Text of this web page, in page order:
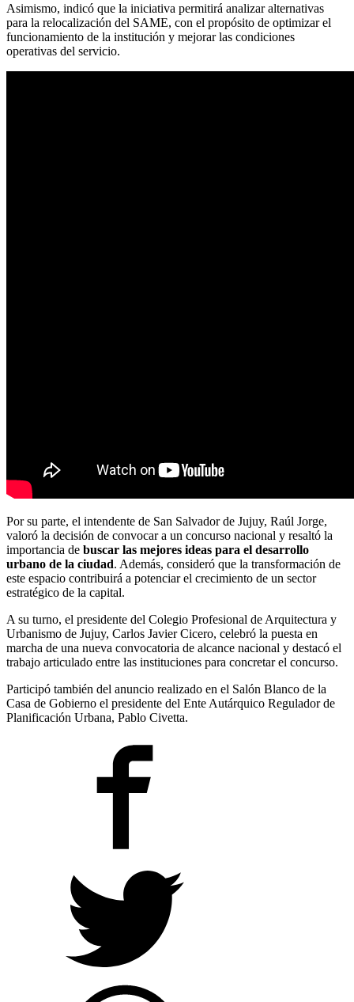
Asimismo, indicó que la iniciativa permitirá analizar alternativas
para la relocalización del SAME, con el propósito de optimizar el
funcionamiento de la institución y mejorar las condiciones
operativas del servicio.
Por su parte, el intendente de San Salvador de Jujuy, Raúl Jorge,
valoró la decisión de convocar a un concurso nacional y resaltó la
importancia de buscar las mejores ideas para el desarrollo
urbano de la ciudad. Además, consideró que la transformación de
este espacio contribuirá a potenciar el crecimiento de un sector
estratégico de la capital.
A su turno, el presidente del Colegio Profesional de Arquitectura y
Urbanismo de Jujuy, Carlos Javier Cicero, celebró la puesta en
marcha de una nueva convocatoria de alcance nacional y destacó el
trabajo articulado entre las instituciones para concretar el concurso.
Participó también del anuncio realizado en el Salón Blanco de la
Casa de Gobierno el presidente del Ente Autárquico Regulador de
Planificación Urbana, Pablo Civetta.